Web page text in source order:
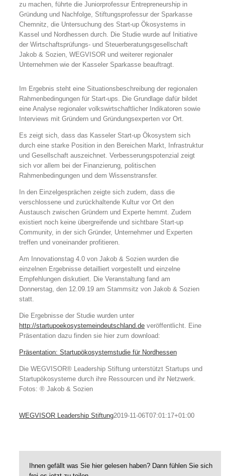
zu machen, führte die Juniorprofessur Entrepreneurship in
Gründung und Nachfolge, Stiftungsprofessur der Sparkasse
Chemnitz, die Untersuchung des Start-up Ökosystems in
Kassel und Nordhessen durch. Die Studie wurde auf Initiative
der Wirtschaftsprüfungs- und Steuerberatungsgesellschaft
Jakob & Sozien, WEGVISOR und weiterer regionaler
Unternehmen wie der Kasseler Sparkasse beauftragt.
Im Ergebnis steht eine Situationsbeschreibung der regionalen
Rahmenbedingungen für Start-ups. Die Grundlage dafür bildet
eine Analyse regionaler volkswirtschaftlicher Indikatoren sowie
Interviews mit Gründern und Gründungsexperten vor Ort.
Es zeigt sich, dass das Kasseler Start-up Ökosystem sich
durch eine starke Position in den Bereichen Markt, Infrastruktur
und Gesellschaft auszeichnet. Verbesserungspotenzial zeigt
sich vor allem bei der Finanzierung, politischen
Rahmenbedingungen und dem Wissenstransfer.
In den Einzelgesprächen zeigte sich zudem, dass die
verschlossene und zurückhaltende Kultur vor Ort den
Austausch zwischen Gründern und Experte hemmt. Zudem
existiert noch keine übergreifende und sichtbare Start-up
Community, in der sich Gründer, Unternehmer und Experten
treffen und voneinander profitieren.
Am Innovationstag 4.0 von Jakob & Sozien wurden die
einzelnen Ergebnisse detailliert vorgestellt und einzelne
Empfehlungen diskutiert. Die Veranstaltung fand am
Donnerstag, den 12.09.19 am Stammsitz von Jakob & Sozien
statt.
Die Ergebnisse der Studie wurden unter
http://startupoekosystemeindeutschland.de veröffentlicht. Eine
Präsentation dazu finden sie hier zum download:
Präsentation: Startupökosystemstudie für Nordhessen
Die WEGVISOR® Leadership Stiftung unterstützt Startups und
Startupökosysteme durch ihre Ressourcen und ihr Netzwerk.
Fotos: ® Jakob & Sozien
WEGVISOR Leadership Stiftung2019-11-06T07:01:17+01:00
Ihnen gefällt was Sie hier gelesen haben? Dann fühlen Sie sich